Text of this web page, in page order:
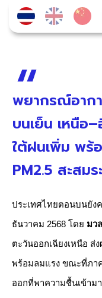
พยากรณ์อาก
บนเย็น เหนือ
ใต้ฝนเพิ่ม พร้
PM2.5 สะสม
ประเทศไทยตอนบนยัง
ธันวาคม 2568 โดย มว
ตะวันออกเฉียงเหนือ ส่
พร้อมลมแรง ขณะที่ภา
ออกที่พาความชื้นเข้าม